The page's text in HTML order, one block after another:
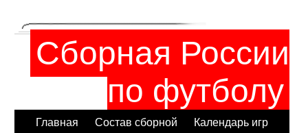
Сборная России
по футболу
Главная Состав сборной Календарь игр